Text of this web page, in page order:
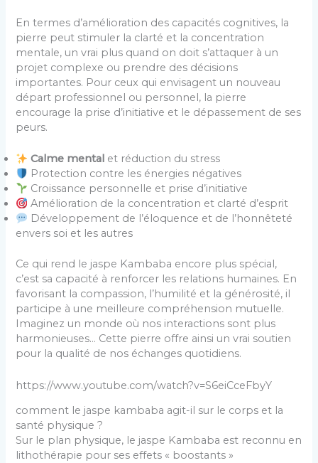
En termes d’amélioration des capacités cognitives, la
pierre peut stimuler la clarté et la concentration
mentale, un vrai plus quand on doit s’attaquer à un
projet complexe ou prendre des décisions
importantes. Pour ceux qui envisagent un nouveau
départ professionnel ou personnel, la pierre
encourage la prise d’initiative et le dépassement de ses
peurs.
Calme mental et réduction du stress
Protection contre les énergies négatives
Croissance personnelle et prise d’initiative
Amélioration de la concentration et clarté d’esprit
Développement de l’éloquence et de l’honnêteté
envers soi et les autres
Ce qui rend le jaspe Kambaba encore plus spécial,
c’est sa capacité à renforcer les relations humaines. En
favorisant la compassion, l’humilité et la générosité, il
participe à une meilleure compréhension mutuelle.
Imaginez un monde où nos interactions sont plus
harmonieuses… Cette pierre offre ainsi un vrai soutien
pour la qualité de nos échanges quotidiens.
https://www.youtube.com/watch?v=S6eiCceFbyY
comment le jaspe kambaba agit-il sur le corps et la
santé physique ?
Sur le plan physique, le jaspe Kambaba est reconnu en
lithothérapie pour ses effets « boostants »